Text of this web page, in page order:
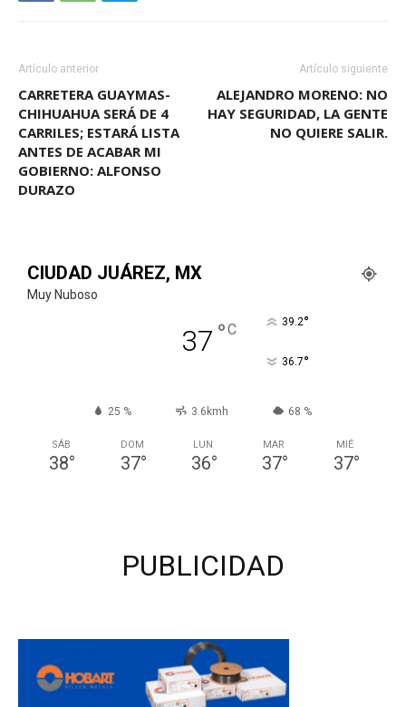
Artículo anterior
CARRETERA GUAYMAS-
CHIHUAHUA SERÁ DE 4
CARRILES; ESTARÁ LISTA
ANTES DE ACABAR MI
GOBIERNO: ALFONSO
DURAZO
Artículo siguiente
ALEJANDRO MORENO: NO
HAY SEGURIDAD, LA GENTE
NO QUIERE SALIR.
CIUDAD JUÁREZ, MX
Muy Nuboso
37 °C 39.2°
36.7°
25 % 3.6kmh 68 %
SÁB
38°
DOM
37°
LUN
36°
MAR
37°
MIÉ
37°
PUBLICIDAD